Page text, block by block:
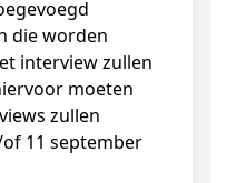
die worden
interview zullen
moeten
zullen
11 september